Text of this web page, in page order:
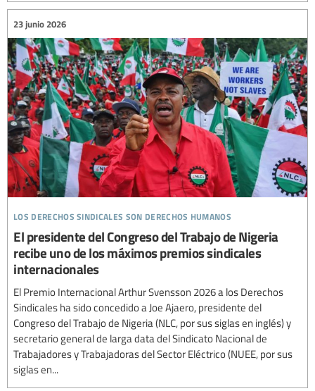
los derechos sindicales son derechos humanos
23 junio 2026
El presidente del Congreso del Trabajo de Nigeria
recibe uno de los máximos premios sindicales
internacionales
El Premio Internacional Arthur Svensson 2026 a los Derechos
Sindicales ha sido concedido a Joe Ajaero, presidente del
Congreso del Trabajo de Nigeria (NLC, por sus siglas en inglés) y
secretario general de larga data del Sindicato Nacional de
Trabajadores y Trabajadoras del Sector Eléctrico (NUEE, por sus
siglas en...